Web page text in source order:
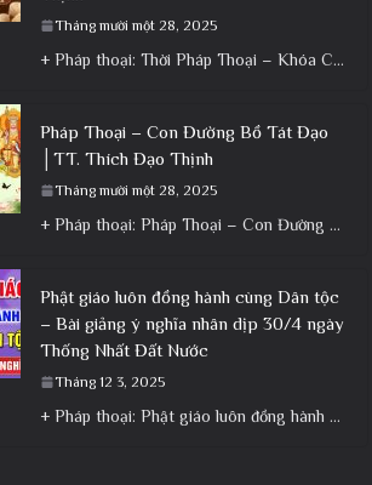
Tháng mười một 28, 2025
+ Pháp thoại: Thời Pháp Thoại – Khóa Chuyên Tu Ngày 23/11/2025 – TT Thích Đạo Thịnh + Album: Pháp
Pháp Thoại – Con Đường Bồ Tát Đạo
│TT. Thích Đạo Thịnh
Tháng mười một 28, 2025
+ Pháp thoại: Pháp Thoại – Con Đường Bồ Tát Đạo │TT. Thích Đạo Thịnh + Album: Pháp Thoại +
Phật giáo luôn đồng hành cùng Dân tộc
– Bài giảng ý nghĩa nhân dịp 30/4 ngày
Thống Nhất Đất Nước
Tháng 12 3, 2025
+ Pháp thoại: Phật giáo luôn đồng hành cùng Dân tộc – Bài giảng ý nghĩa nhân dịp 30/4 ngày